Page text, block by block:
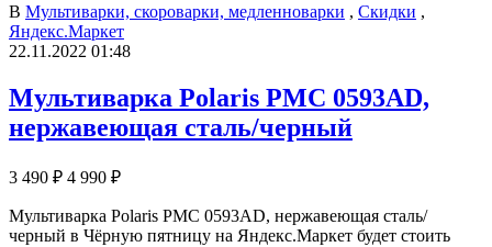
В Мультиварки, скороварки, медленноварки , Скидки ,
Яндекс.Маркет
22.11.2022 01:48
Мультиварка Polaris PMC 0593AD,
нержавеющая сталь/черный
3 490 ₽ 4 990 ₽
Мультиварка Polaris PMC 0593AD, нержавеющая сталь/
черный в Чёрную пятницу на Яндекс.Маркет будет стоить